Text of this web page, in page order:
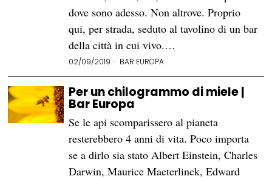
dove sono adesso. Non altrove. Proprio
qui, per strada, seduto al tavolino di un bar
della città in cui vivo.…
02/09/2019 BAR EUROPA
Per un chilogrammo di miele |
Bar Europa
Se le api scomparissero al pianeta
resterebbero 4 anni di vita. Poco importa
se a dirlo sia stato Albert Einstein, Charles
Darwin, Maurice Maeterlinck, Edward